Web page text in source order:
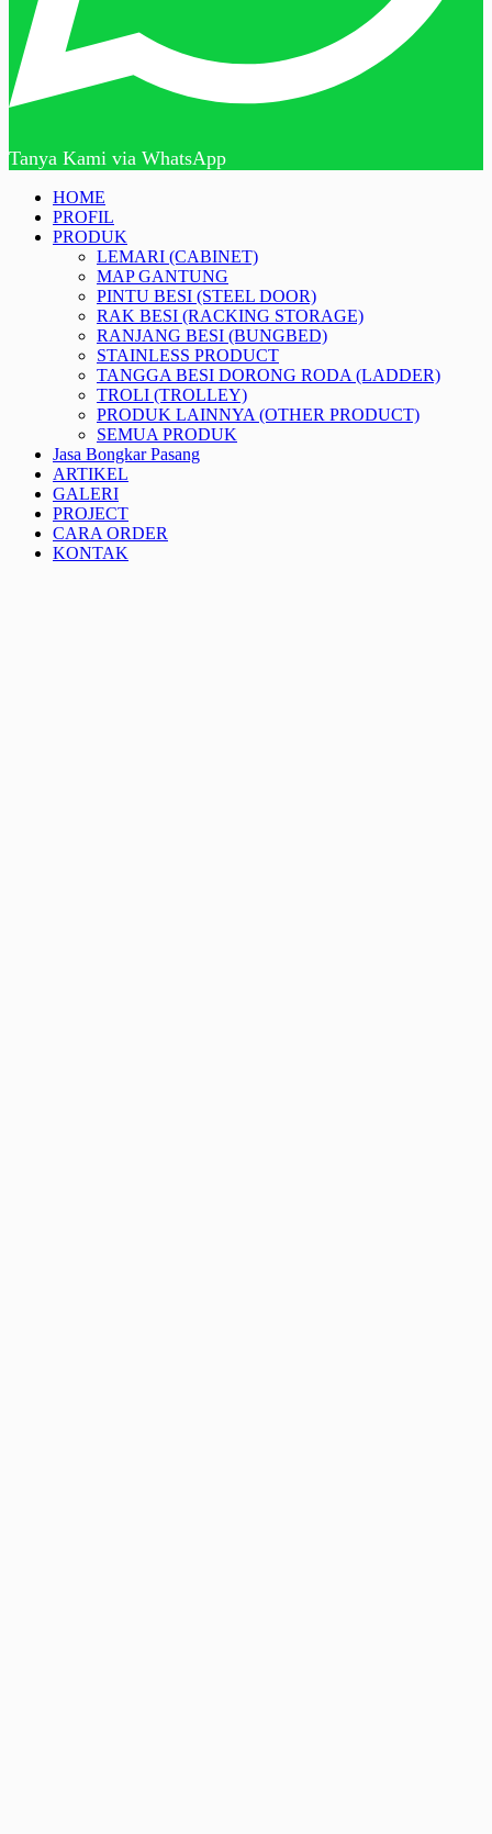
Tanya Kami via WhatsApp
HOME
PROFIL
PRODUK
LEMARI (CABINET)
MAP GANTUNG
PINTU BESI (STEEL DOOR)
RAK BESI (RACKING STORAGE)
RANJANG BESI (BUNGBED)
STAINLESS PRODUCT
TANGGA BESI DORONG RODA (LADDER)
TROLI (TROLLEY)
PRODUK LAINNYA (OTHER PRODUCT)
SEMUA PRODUK
Jasa Bongkar Pasang
ARTIKEL
GALERI
PROJECT
CARA ORDER
KONTAK